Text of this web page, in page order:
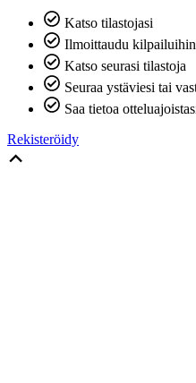
Katso tilastojasi
Ilmoittaudu kilpailuihin
Katso seurasi tilastoja
Seuraa ystäviesi tai
Saa tietoa
Rekisteröidy